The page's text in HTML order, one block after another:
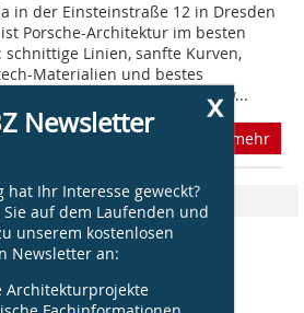
x
Newsletter
hat Ihr Interesse geweckt?
auf dem Laufenden und
unserem kostenlosen
Newsletter an:
Architekturprojekte
in der Einsteinstraße 12 in Dresden
Porsche-Architektur im besten
schnittige Linien, sanfte Kurven,
Materialien und bestes
Ingenieur:innen-Know-how...
mehr
ist es
Henn www.henn.com